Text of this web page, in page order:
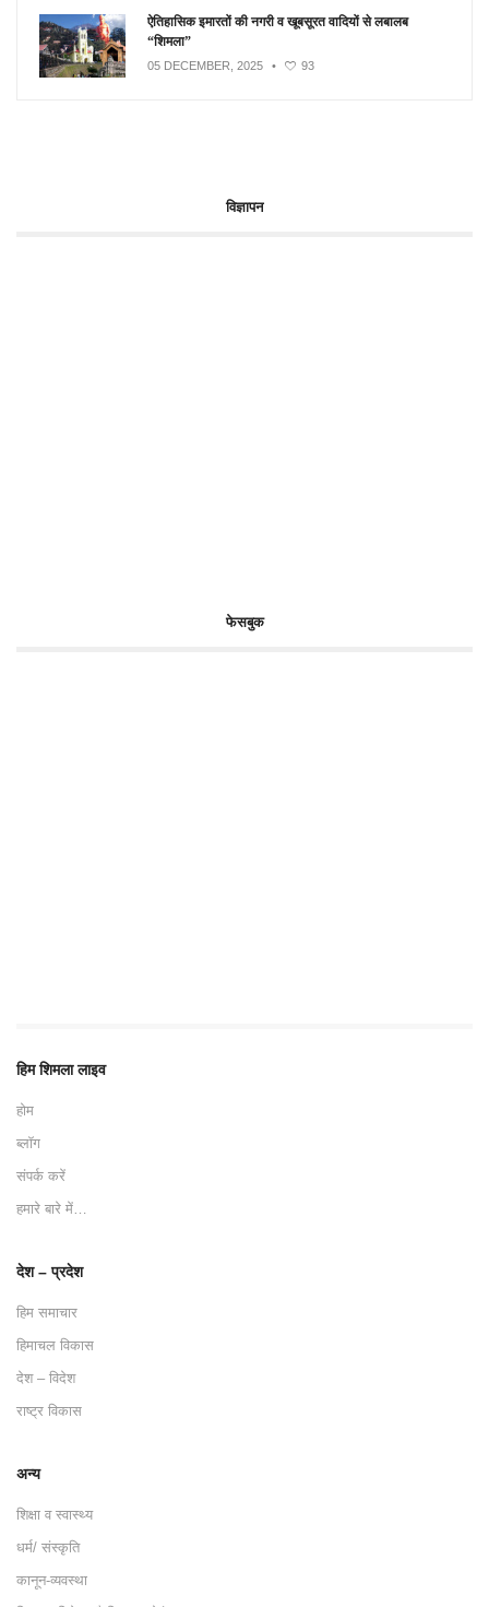
ऐतिहासिक इमारतों की नगरी व खूबसूरत वादियों से लबालब
“शिमला”
05 DECEMBER, 2025 • 93
विज्ञापन
फेसबुक
हिम शिमला लाइव
होम
ब्लॉग
संपर्क करें
हमारे बारे में…
देश – प्रदेश
हिम समाचार
हिमाचल विकास
देश – विदेश
राष्ट्र विकास
अन्य
शिक्षा व स्वास्थ्य
धर्म/ संस्कृति
कानून-व्यवस्था